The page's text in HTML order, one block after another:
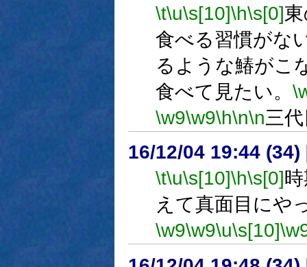
\t\u\s[10]\h\s[0]
食べる習慣がな
るような鰆がこ
食べて見たい。
\w9\w9\h\n\n三
16/12/04 19:44 (34)
\t\u\s[10]\h\s[0]
えて真面目にや
\w9\w9\u\s[10]